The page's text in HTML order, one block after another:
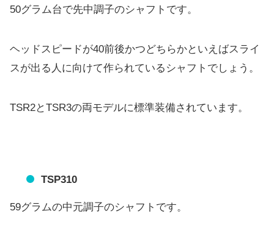
50グラム台で先中調子のシャフトです。
ヘッドスピードが40前後かつどちらかといえばスライ
スが出る人 に向けて作られているシャフトでしょう。
TSR2とTSR3の両モデルに標準装備されています。
TSP310
59グラムの中元調子のシャフトです。